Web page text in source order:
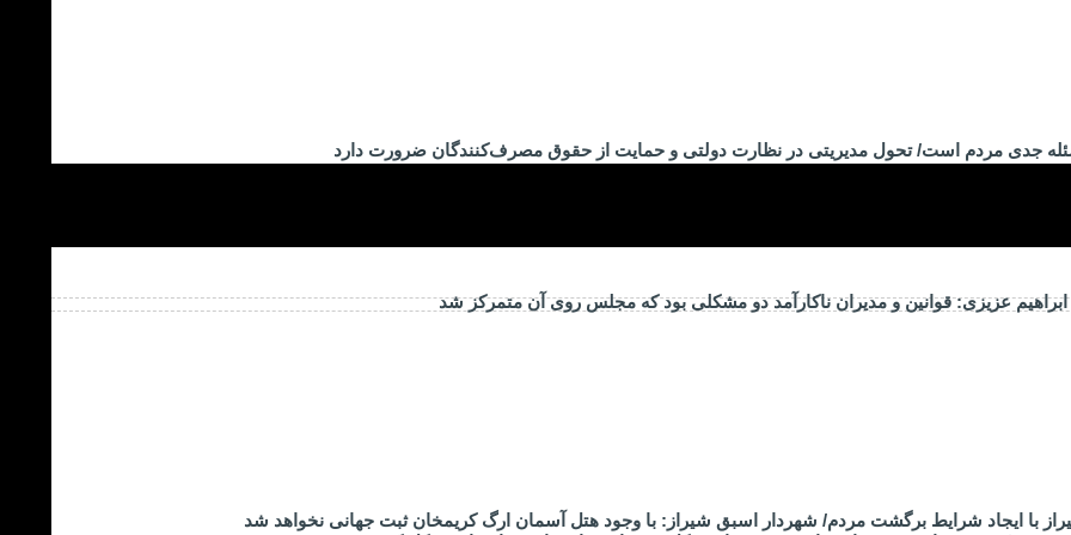
جدی مردم است/ تحول مدیریتی در نظارت دولتی و حمایت از حقوق مصرف‌کنندگان ضرورت دارد
عزیزی: قوانین و مدیران ناکارآمد دو مشکلی بود که مجلس روی آن متمرکز شد
با ایجاد شرایط برگشت مردم/ شهردار اسبق شیراز: با وجود هتل آسمان ارگ کریمخان ثبت جهانی نخواهد شد